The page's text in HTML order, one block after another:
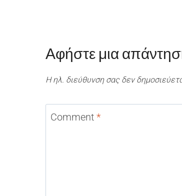
Αφήστε μια
Η ηλ. διεύθυνση σας δεν
Comment *